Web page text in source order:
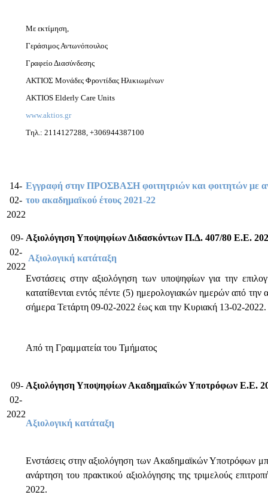
Με εκτίμηση,
Γεράσιμος Αντωνόπουλος
Γραφείο Διασύνδεσης
ΑΚΤΙΟΣ Μονάδες Φροντίδας Ηλικιωμένων
AKTIOS Elderly Care Units
www.aktios.gr
Τηλ.: 2114127288, +306944387100
14-
02-
2022
Εγγραφή στην ΠΡΟΣΒΑΣΗ φοιτητριών και φοιτητών με
του ακαδημαϊκού έτους 2021-22
09-
02-
2022
Αξιολόγηση Υποψηφίων Διδασκόντων Π.Δ. 407/80 Ε.Ε.
Αξιολογική κατάταξη
Ενστάσεις στην αξιολόγηση των υποψηφίων για την
κατατίθενται εντός πέντε (5) ημερολογιακών ημερών από την
σήμερα Τετάρτη 09-02-2022 έως και την Κυριακή 13-02-2022.
Από τη Γραμματεία του Τμήματος
09-
02-
2022
Αξιολόγηση Υποψηφίων Ακαδημαϊκών Υποτρόφων Ε.Ε.
Αξιολογική κατάταξη
Ενστάσεις στην αξιολόγηση των Ακαδημαϊκών Υποτρόφων
ανάρτηση του πρακτικού αξιολόγησης της τριμελούς
2022.